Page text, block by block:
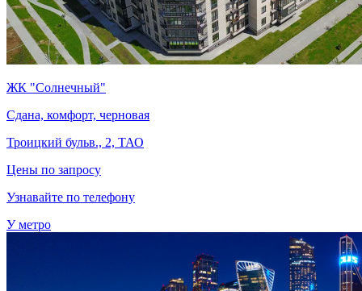
ЖК "Солнечный"
Сдана, комфорт, черновая
Троицкий бульв., 2, ТАО
Цены по запросу
Узнавайте по телефону
У метро